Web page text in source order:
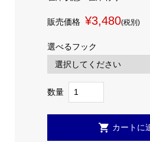
販売価格 ¥3,480(税別)
選べるフック
数量